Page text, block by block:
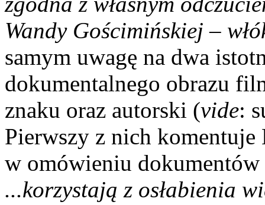
Wandy Gościmińskiej –
samym uwagę na dwa
dokumentalnego obrazu
znaku oraz autorski (vide:
Pierwszy z nich
w omówieniu
...korzystają z osłabienia